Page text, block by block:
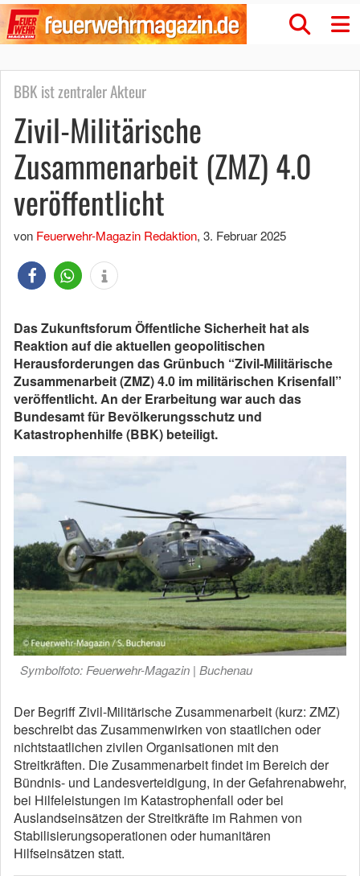
BBK ist zentraler Akteur
Zivil-Militärische
Zusammenarbeit (ZMZ) 4.0
veröffentlicht
von Feuerwehr-Magazin Redaktion, 3. Februar 2025
Das Zukunftsforum Öffentliche Sicherheit hat als
Reaktion auf die aktuellen geopolitischen
Herausforderungen das Grünbuch “Zivil-Militärische
Zusammenarbeit (ZMZ) 4.0 im militärischen Krisenfall”
veröffentlicht. An der Erarbeitung war auch das
Bundesamt für Bevölkerungsschutz und
Katastrophenhilfe (BBK) beteiligt.
Symbolfoto: Feuerwehr-Magazin | Buchenau
Der Begriff Zivil-Militärische Zusammenarbeit (kurz: ZMZ)
beschreibt das Zusammenwirken von staatlichen oder
nichtstaatlichen zivilen Organisationen mit den
Streitkräften. Die Zusammenarbeit findet im Bereich der
Bündnis- und Landesverteidigung, in der Gefahrenabwehr,
bei Hilfeleistungen im Katastrophenfall oder bei
Auslandseinsätzen der Streitkräfte im Rahmen von
Stabilisierungsoperationen oder humanitären
Hilfseinsätzen statt.